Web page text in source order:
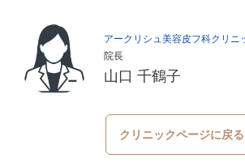
アークリシュ美容皮フ科クリニ
院長
山口 千鶴子
クリニックページに戻る